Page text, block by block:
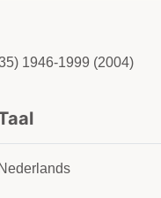
1946-1999 (2004)
Nederlands